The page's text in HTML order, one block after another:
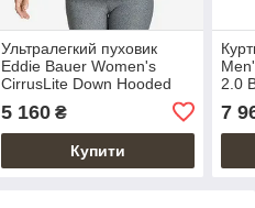
Ультралегкий пуховик
Eddie Bauer Women's
CirrusLite Down Hooded
5 160₴
Купити
2.0
7